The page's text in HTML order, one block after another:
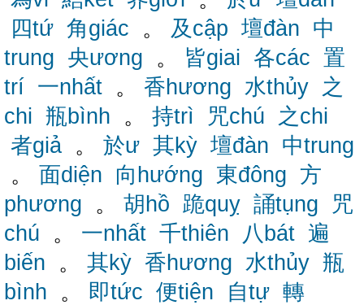
四tứ 角giác 。 及cập 壇đàn 中
trung 央ương 。 皆giai 各các 置
trí 一nhất 。 香hương 水thủy 之
chi 瓶bình 。 持trì 咒chú
之chi
者giả 。 於ư 其kỳ 壇đàn 中trung
。 面diện 向hướng 東đông 方
phương 。 胡hồ 跪quỵ 誦tụng
咒
chú 。 一nhất 千thiên 八bát 遍
biến 。 其kỳ 香hương 水thủy 瓶
bình 。 即tức 便tiện 自tự 轉